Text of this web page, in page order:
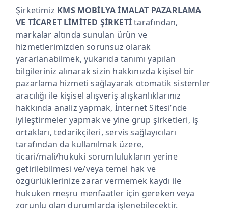
Şirketimiz KMS MOBİLYA İMALAT PAZARLAMA
VE TİCARET LİMİTED ŞİRKETİtarafından,
markalar altında sunulan ürün ve
hizmetlerimizden sorunsuz olarak
yararlanabilmek, yukarıda tanımı yapılan
bilgileriniz alınarak sizin hakkınızda kişisel bir
pazarlama hizmeti sağlayarak otomatik sistemler
aracılığı ile kişisel alışveriş alışkanlıklarınız
hakkında analiz yapmak, İnternet Sitesi’nde
iyileştirmeler yapmak ve yine grup şirketleri, iş
ortakları, tedarikçileri, servis sağlayıcıları
tarafından da kullanılmak üzere,
ticari/mali/hukuki sorumlulukların yerine
getirilebilmesi ve/veya temel hak ve
özgürlüklerinize zarar vermemek kaydı ile
hukuken meşru menfaatler için gereken veya
zorunlu olan durumlarda işlenebilecektir.